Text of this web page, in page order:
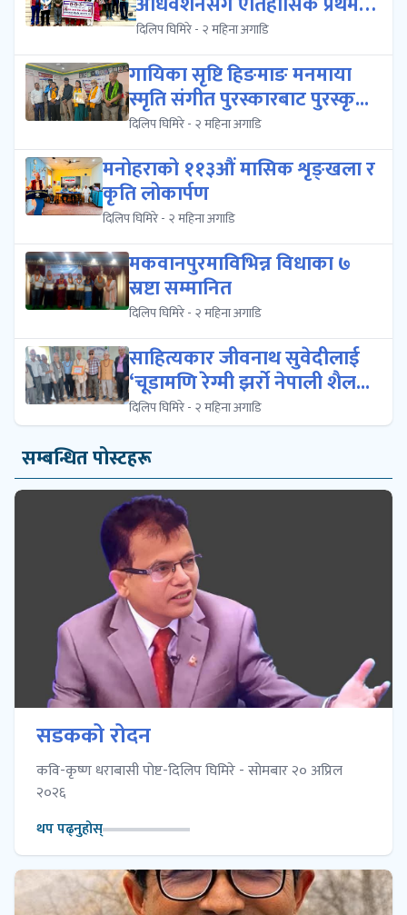
स्याङ्जा पर्...
दिलिप घिमिरे - २ महिना अगाडि
गायिका सृष्टि हिङमाङ मनमाया
स्मृति संगीत पुरस्कारबाट पुरस्कृ...
दिलिप घिमिरे - २ महिना अगाडि
मनोहराको ११३औं मासिक शृङ्खला र
कृति लोकार्पण
दिलिप घिमिरे - २ महिना अगाडि
मकवानपुरमाविभिन्न विधाका ७
स्रष्टा सम्मानित
दिलिप घिमिरे - २ महिना अगाडि
साहित्यकार जीवनाथ सुवेदीलाई
‘चूडामणि रेग्मी झर्रो नेपाली शैल...
दिलिप घिमिरे - २ महिना अगाडि
सम्बन्धित पोस्टहरू
सडकको रोदन
कवि-कृष्ण धराबासी पोष्ट-दिलिप घिमिरे - सोमबार २० अप्रिल
२०२६
थप पढ्नुहोस्